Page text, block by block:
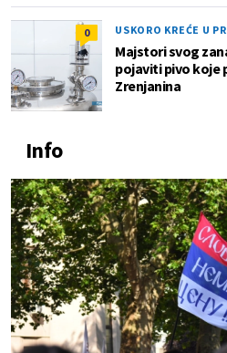
0 USKORO KREĆE U
Majstori svog
pojaviti pivo koje
Zrenjanina
Info